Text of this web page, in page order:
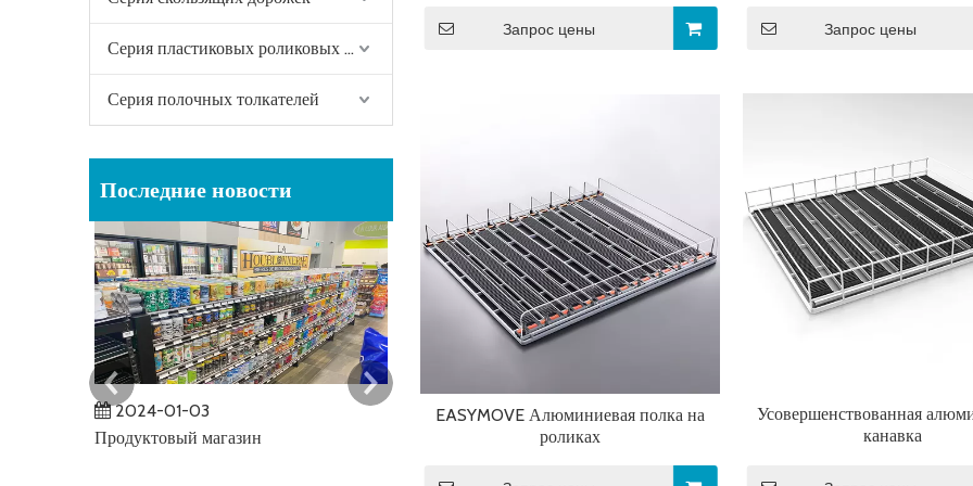
Серия пластиковых роликовых полок
Серия полочных толкателей
Последние новости
2024-01-03
Продуктовый магазин
2023-12-26
2023-12-26
Молоко и молочные
Запрос цены Запрос цены
EASYMOVE Алюминиевая полка на
роликах
Усовершенствованная
канавка